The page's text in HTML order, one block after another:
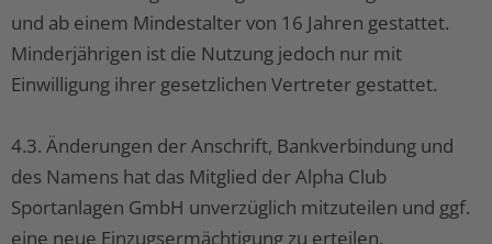
und ab einem Mindestalter von 16 Jahren gestattet.
Minderjährigen ist die Nutzung jedoch nur mit
Einwilligung ihrer gesetzlichen Vertreter gestattet.
4.3. Änderungen der Anschrift, Bankverbindung und
des Namens hat das Mitglied der Alpha Club
Sportanlagen GmbH unverzüglich mitzuteilen und ggf.
eine neue Einzugsermächtigung zu erteilen.